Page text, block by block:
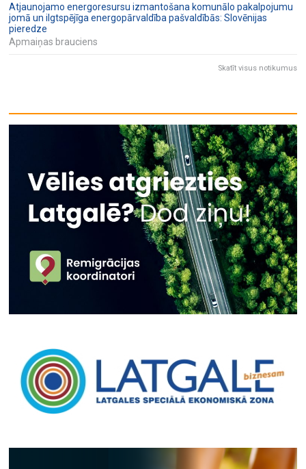
Atjaunojamo energoresursu izmantošana komunālo pakalpojumu
jomā un ilgtspējīga energopārvaldība pašvaldībās: Slovēnijas
pieredze
Apmaiņas brauciens
Skatīt visus notikumus